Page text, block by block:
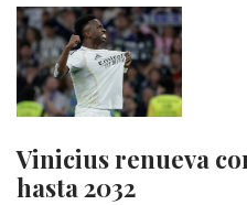
Vinicius renueva
hasta 2032